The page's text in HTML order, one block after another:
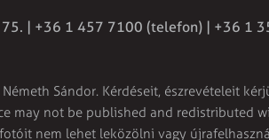
75. | +36 1 457 7100 (telefon) | +36 1
Sándor. Kérdéseit, észrevételeit
may not be published and redistributed
nem lehet leközölni vagy